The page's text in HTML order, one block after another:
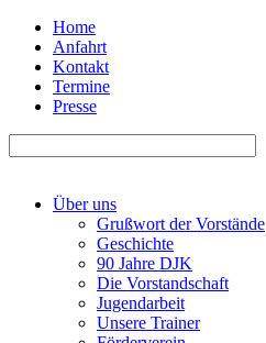
Home
Anfahrt
Kontakt
Termine
Presse
Über uns
Grußwort der Vorstände
Geschichte
90 Jahre DJK
Die Vorstandschaft
Jugendarbeit
Unsere Trainer